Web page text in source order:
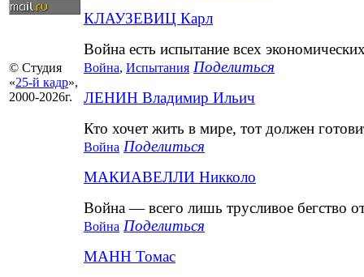
© Студия
«25-й кадр»,
2000-2026г.
КЛАУЗЕВИЦ Карл
Война есть испытание всех
Война, Испытания Поделиться
ЛЕНИН Владимир Ильич
Кто хочет жить в мире, тот должен
Война Поделиться
МАКИАВЕЛЛИ Никколо
Война — всего лишь трусливое бегство
Война Поделиться
МАНН Томас